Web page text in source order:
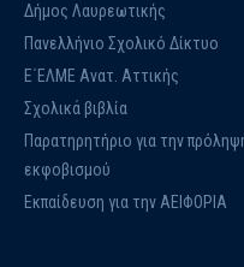
Δήμος Λαυρεωτικής
Πανελλήνιο Σχολικό Δίκτυο
Ε΄ΕΛΜΕ Ανατ. Αττικής
Σχολικά βιβλία
Παρατηρητήριο για την
εκφοβισμού
Εκπαίδευση για την ΑΕΙΦΟΡΙΑ